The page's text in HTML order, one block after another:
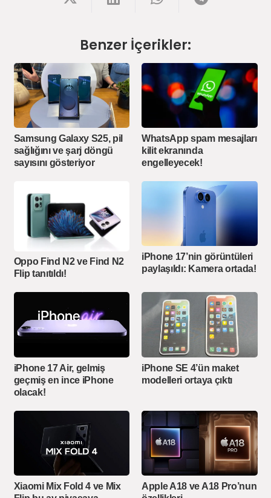
Benzer İçerikler:
Samsung Galaxy S25, pil
sağlığını ve şarj döngü
sayısını gösteriyor
WhatsApp spam mesajları
kilit ekranında
engelleyecek!
Oppo Find N2 ve Find N2
Flip tanıtıldı!
iPhone 17’nin görüntüleri
paylaşıldı: Kamera ortada!
iPhone 17 Air, gelmiş
geçmiş en ince iPhone
olacak!
iPhone SE 4’ün maket
modelleri ortaya çıktı
Xiaomi Mix Fold 4 ve Mix
Apple A18 ve A18 Pro’nun